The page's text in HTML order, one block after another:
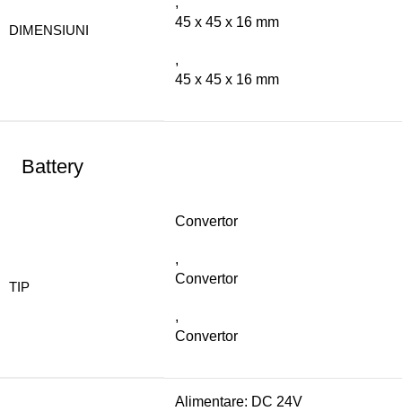
DIMENSIUNI
45 x 45 x 16 mm
,
45 x 45 x 16 mm
Battery
TIP
Convertor
,
Convertor
,
Convertor
Alimentare: DC 24V